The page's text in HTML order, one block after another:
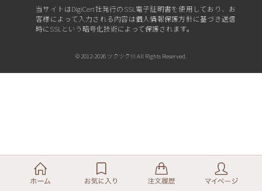
当サイトはDigiCert社発行のSSL電子証明書を使用しており、お
客様によって入力される内容は個人情報保護方針に基づき送信
時にSSLという暗号化技術によって保護されます。
© 2012-2026 ツクツク!!! All Rights Reserved.